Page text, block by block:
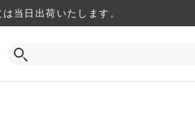
当日出荷いたします。